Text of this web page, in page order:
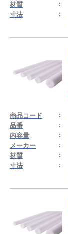
材質
寸法
商品コード
品番
内容量
メーカー
材質
寸法